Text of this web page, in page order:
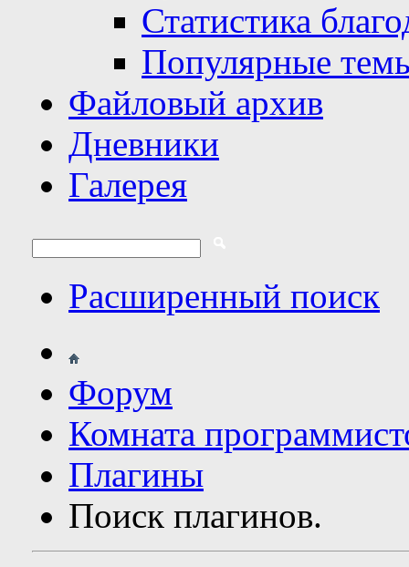
Статистика
Популярные
Файловый архив
Дневники
Галерея
Расширенный поиск
Форум
Комната
Плагины
Поиск плагинов.